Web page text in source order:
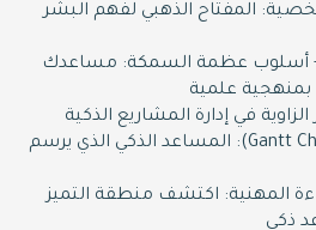
المفتاح الذهبي لفهم البشر
أسلوب عظمة السمكة: مساعدك
علمية
في إدارة المشاريع الذكية
مخطط جانت (Gantt Chart): المساعد الذكي الذي يرسم
المهنية: اكتشف منطقة التميز
ذكي